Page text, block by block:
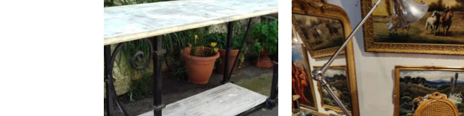
RUPTURE DE STOCK RUPTURE DE STOCK